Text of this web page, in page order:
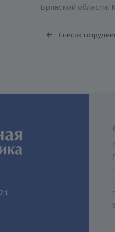
Брянской области:
Список